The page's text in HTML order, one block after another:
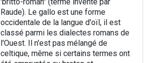
Raude). Le gallo est une forme
occidentale de la langue d'oïl, il est
classé parmi les dialectes romans de
l'Ouest. Il n'est pas mélangé de
celtique, même si certains termes ont